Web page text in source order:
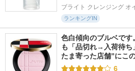
ブライト クレンジング オ
ランキングIN
色白傾向のブルベで
も「品切れ→入荷待ち
たま寄った店舗”にこ
6